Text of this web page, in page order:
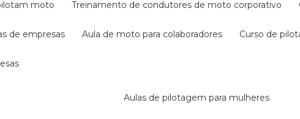
moto treinamento de condutores de moto corporativo
de empresas aula de moto para colaboradores curso de
aulas de pilotagem para mulheres